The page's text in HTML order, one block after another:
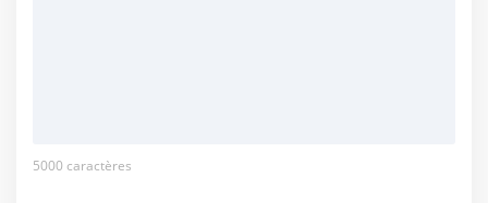
5000 caractères